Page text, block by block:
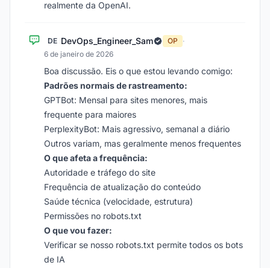
realmente da OpenAI.
DE DevOps_Engineer_Sam OP
·
6 de janeiro de 2026
Boa discussão. Eis o que estou levando comigo:
Padrões normais de rastreamento:
GPTBot: Mensal para sites menores, mais
frequente para maiores
PerplexityBot: Mais agressivo, semanal a diário
Outros variam, mas geralmente menos frequentes
O que afeta a frequência:
Autoridade e tráfego do site
Frequência de atualização do conteúdo
Saúde técnica (velocidade, estrutura)
Permissões no robots.txt
O que vou fazer:
Verificar se nosso robots.txt permite todos os bots
de IA